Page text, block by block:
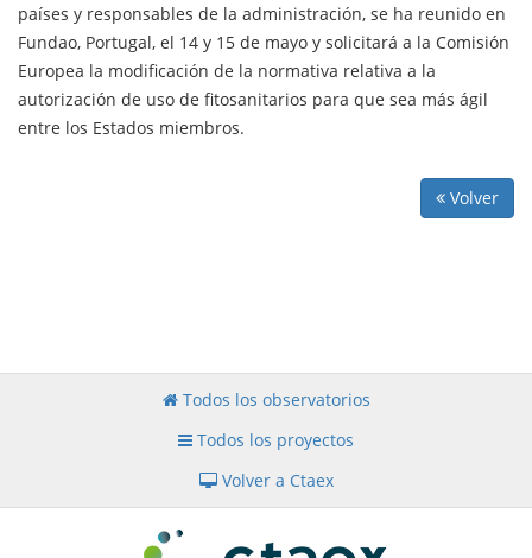
países y responsables de la administración, se ha reunido en
Fundao, Portugal, el 14 y 15 de mayo y solicitará a la Comisión
Europea la modificación de la normativa relativa a la
autorización de uso de fitosanitarios para que sea más ágil
entre los Estados miembros.
Volver
Todos los observatorios
Todos los proyectos
Volver a Ctaex